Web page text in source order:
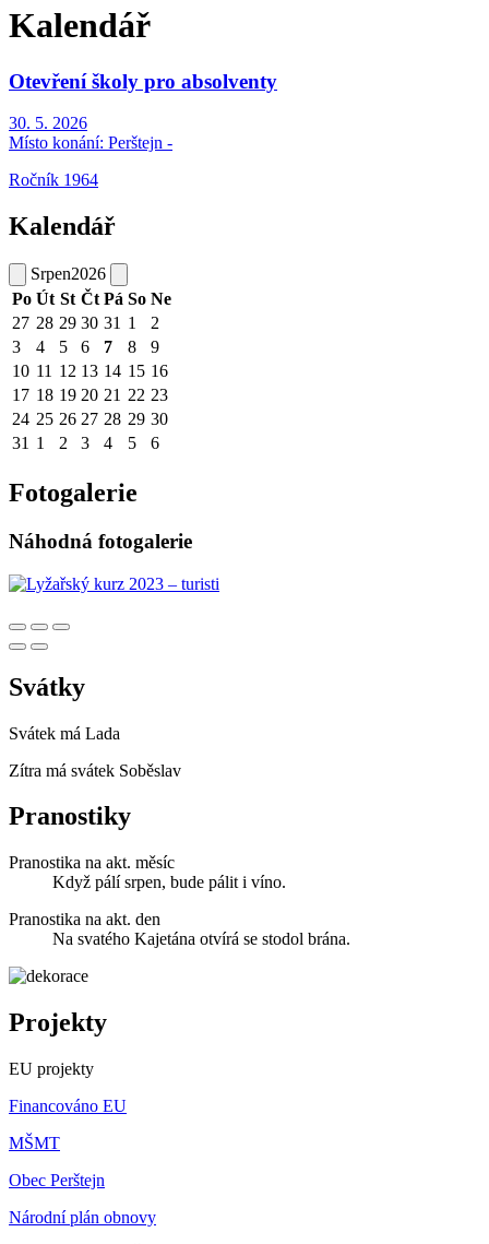
Kalendář
Otevření školy pro absolventy
30. 5. 2026
Místo konání: Perštejn -
Ročník 1964
Kalendář
Srpen2026
Po Út St Čt Pá So Ne
27 28 29 30 31 1
2
3
4 5 6 7 8
9
10 11 12 13 14 15 16
17 18 19 20 21 22 23
24 25 26 27 28 29 30
31 1 2 3 4 5 6
Fotogalerie
Náhodná fotogalerie
Svátky
Svátek má Lada
Zítra má svátek Soběslav
Pranostiky
Pranostika na akt. měsíc
Když pálí srpen, bude pálit i víno.
Pranostika na akt. den
Na svatého Kajetána otvírá se stodol brána.
Projekty
EU projekty
Financováno EU
MŠMT
Obec Perštejn
Národní plán obnovy